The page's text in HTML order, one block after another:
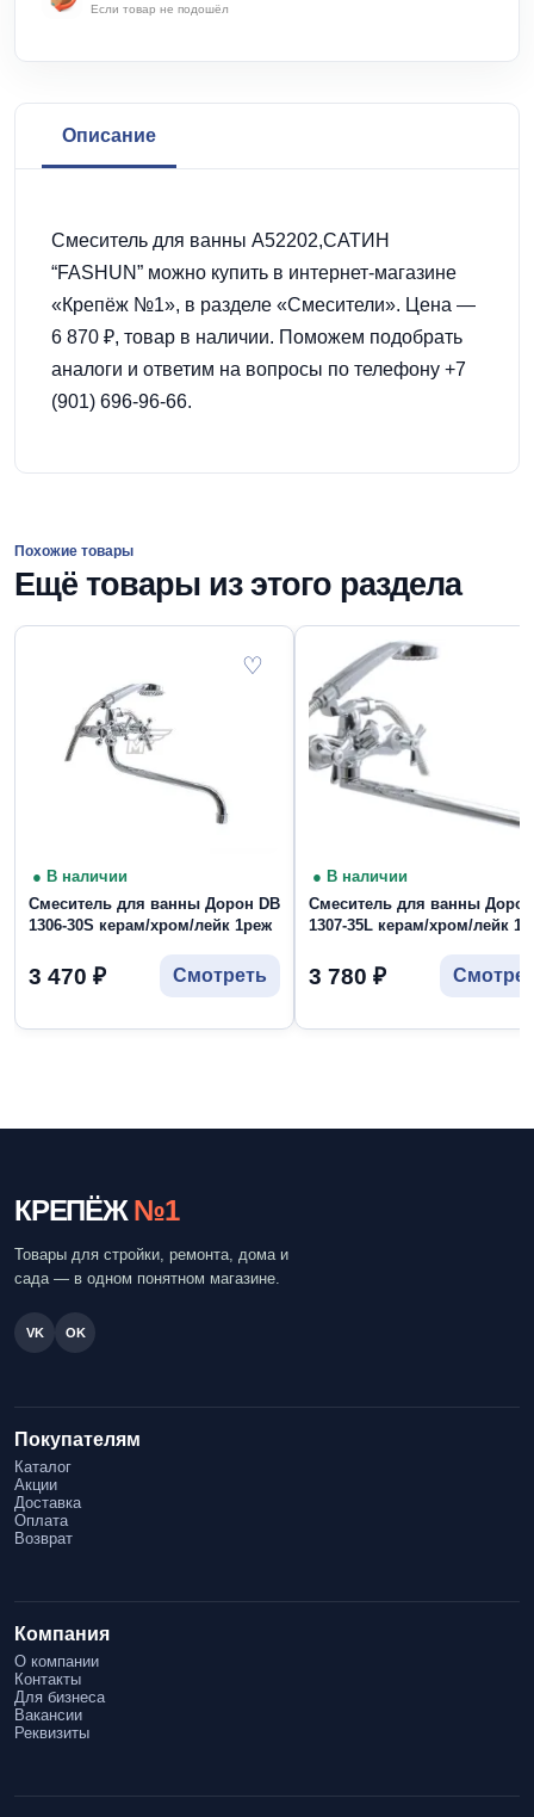
Если товар не подошёл
Описание
Смеситель для ванны А52202,САТИН
“FASHUN” можно купить в интернет-магазине
«Крепёж №1», в разделе «Смесители». Цена —
6 870 ₽, товар в наличии. Поможем подобрать
аналоги и ответим на вопросы по телефону +7
(901) 696-96-66.
Похожие товары
Ещё товары из этого раздела
♡
● В наличии
Смеситель для ванны Дорон DB
1306-30S керам/хром/лейк 1реж
3 470 ₽ Смотреть
● В наличии
Смеситель для ванны
1307-35L керам/хром/лейк
3 780 ₽
КРЕПЁЖ №1
Товары для стройки, ремонта, дома и
сада — в одном понятном магазине.
VK OK
Покупателям
Каталог
Акции
Доставка
Оплата
Возврат
Компания
О компании
Контакты
Для бизнеса
Вакансии
Реквизиты